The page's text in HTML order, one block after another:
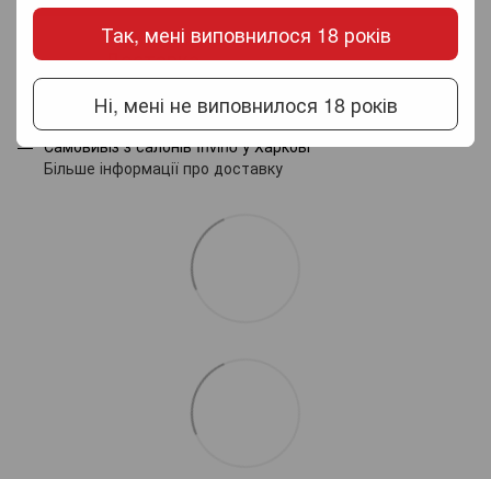
Так, мені виповнилося 18 років
Ні, мені не виповнилося 18 років
Доставка Оплата Гарантія
Новою поштою по Україні - за тарифами перевізника.
Самовивіз з салонів Invino у Харкові
Більше інформації про доставку